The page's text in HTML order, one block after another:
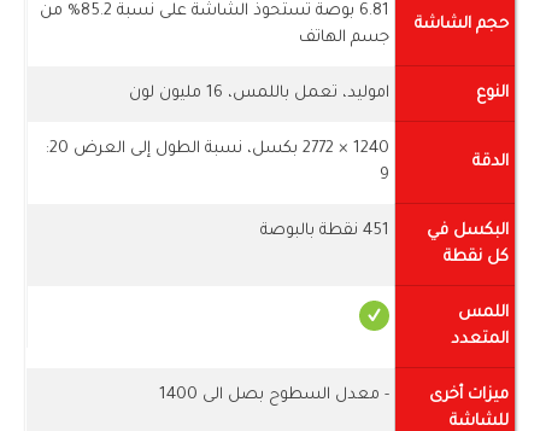
حجم الشاشة
6.81 بوصة تستحوذ الشاشة على نسبة 85.2% من
جسم الهاتف
النوع اموليد، تعمل باللمس، 16 مليون لون
الدقة
1240 × 2772 بكسل، نسبة الطول إلى العرض 20:
9
البكسل في
كل نقطة
451 نقطة بالبوصة
اللمس
المتعدد
ميزات أخرى
للشاشة
- معدل السطوح بصل الى 1400